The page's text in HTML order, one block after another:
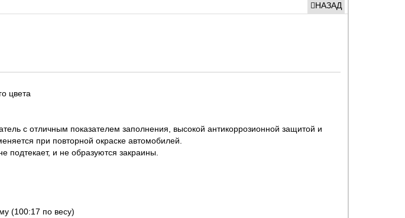
НАЗАД
цвета
с отличным показателем заполнения, высокой антикоррозионной защитой и
при повторной окраске автомобилей.
подтекает, и не образуются закраины.
(100:17 по весу)